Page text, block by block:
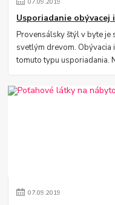
Usporiadanie obývacej
Provensálsky štýl v byte je
svetlým drevom. Obývacia
tomuto typu usporiadania.
07.09.2019